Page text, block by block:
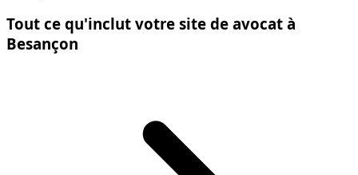
Tout ce qu'inclut votre site de avocat à
Besançon